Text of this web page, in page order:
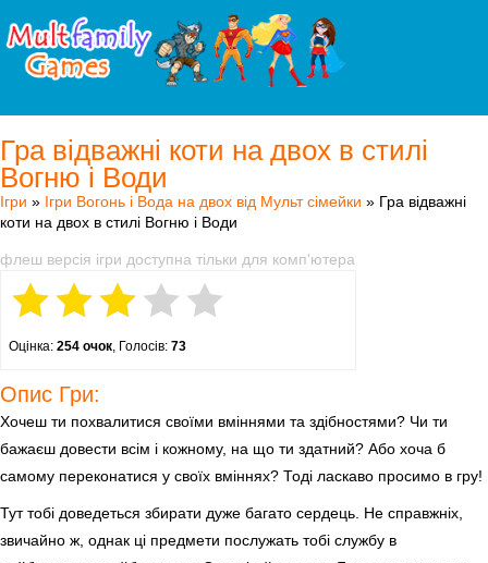
Гра відважні коти на двох в стилі
Вогню і Води
Ігри » Ігри Вогонь і Вода на двох від Мульт сімейки » Гра відважні
коти на двох в стилі Вогню і Води
флеш версія ігри доступна тільки для комп'ютера
Оцінка: 254 очок, Голосів: 73
Опис Гри:
Хочеш ти похвалитися своїми вміннями та здібностями? Чи ти
бажаєш довести всім і кожному, на що ти здатний? Або хоча б
самому переконатися у своїх вміннях? Тоді ласкаво просимо в гру!
Тут тобі доведеться збирати дуже багато сердець. Не справжніх,
звичайно ж, однак ці предмети послужать тобі службу в